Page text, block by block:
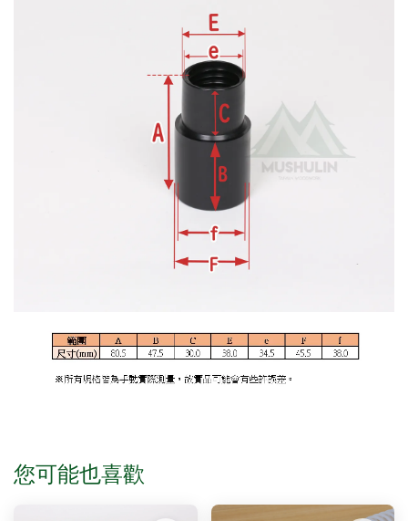
您可能也喜歡